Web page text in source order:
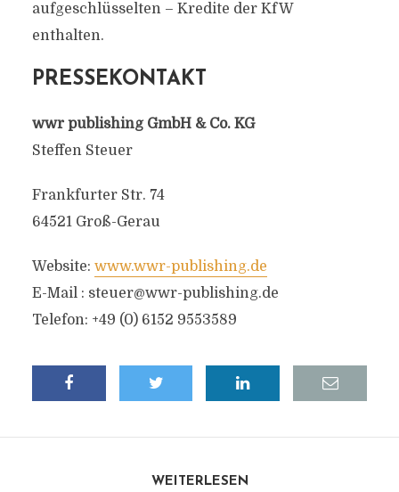
aufgeschlüsselten – Kredite der KfW
enthalten.
PRESSEKONTAKT
wwr publishing GmbH & Co. KG
Steffen Steuer
Frankfurter Str. 74
64521 Groß-Gerau
Website: www.wwr-publishing.de
E-Mail : steuer@wwr-publishing.de
Telefon: +49 (0) 6152 9553589
WEITERLESEN